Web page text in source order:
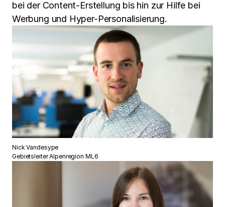
bei der Content-Erstellung bis hin zur Hilfe bei
Werbung und Hyper-Personalisierung.
Nick Vandesype
Gebietsleiter Alpenregion ML6